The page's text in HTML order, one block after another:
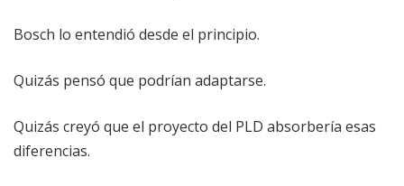
Bosch lo entendió desde el principio.
Quizás pensó que podrían adaptarse.
Quizás creyó que el proyecto del PLD absorbería esas
diferencias.